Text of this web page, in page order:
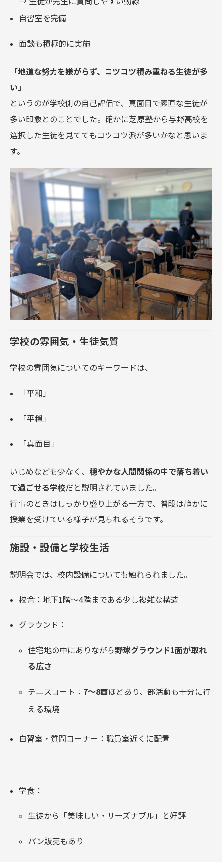
自習室を完備
面談も積極的に実施
「地道な努力を嫌がらず、コツコツ積み重ねる生徒が多
い」
というのが学校側の自己評価で、真面目で素直な生徒が
多い印象とのことでした。確かに芝原塾から与野高校を
選択した生徒を見ててもコツコツ派が多いかなと思いま
す。
学校の雰囲気・生徒気質
学校の雰囲気についてのキーワードは、
「平和」
「平穏」
「真面目」
いじめなども少なく、 穏やかな人間関係の中で落ち着い
て過ごせる学校だと説明されていました。
行事のときはしっかり盛り上がる一方で、普段は静かに
授業を受けている様子が見られるそうです。
施設・設備と学校生活
説明会では、校内設備についても触れられました。
校舎：地下1階〜4階まである少し複雑な構造
グラウンド：
住宅地の中にありながら野球グラウンド1面が取れ
る広さ
テニスコート： 7〜8面ほどあり、部活動も十分に行
える環境
自習室・質問コーナー：職員室近くに配置
学食：
生徒から「美味しい・リーズナブル」と好評
パン販売もあり